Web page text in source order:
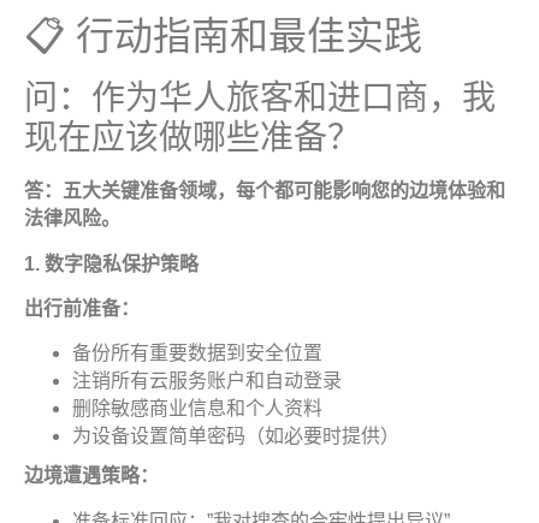
📋 行动指南和最佳实践
问：作为华人旅客和进口商，我
现在应该做哪些准备？
答：五大关键准备领域，每个都可能影响您的边境体验和
法律风险。
1. 数字隐私保护策略
出行前准备：
备份所有重要数据到安全位置
注销所有云服务账户和自动登录
删除敏感商业信息和个人资料
为设备设置简单密码（如必要时提供）
边境遭遇策略：